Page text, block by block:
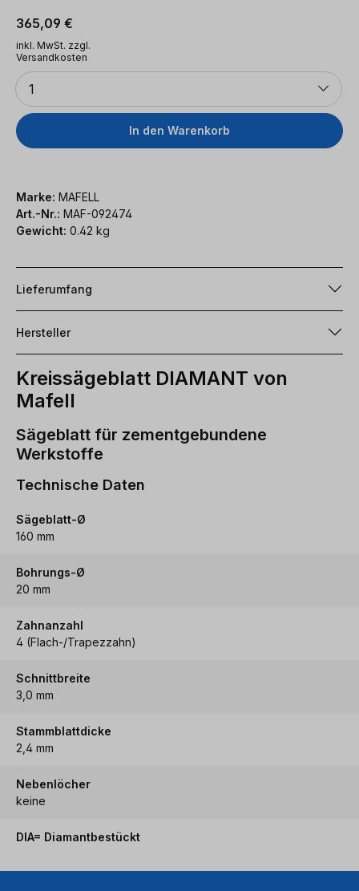
Regulärer Preis:
365,09 €
inkl. MwSt. zzgl.
Versandkosten
Anzahl
1
In den Warenkorb
Marke: MAFELL
Art.-Nr.: MAF-092474
Gewicht: 0.42 kg
Lieferumfang
Hersteller
Kreissägeblatt DIAMANT von
Mafell
Sägeblatt für zementgebundene
Werkstoffe
Technische Daten
Sägeblatt-Ø
160 mm
Bohrungs-Ø
20 mm
Zahnanzahl
4 (Flach-/Trapezzahn)
Schnittbreite
3,0 mm
Stammblattdicke
2,4 mm
Nebenlöcher
keine
DIA= Diamantbestückt